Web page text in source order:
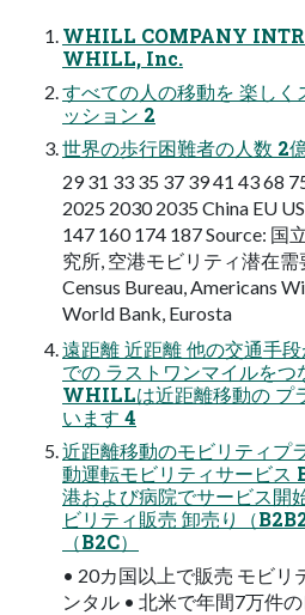
WHILL COMPANY
WHILL, Inc.
すべての人の移動を 楽しく
ッション 2
世界の歩行困難者の人数 2
29 31 33 35 37 39 41 43 68
2025 2030 2035 China EU
147 160 174 187 Source: 国
究所, 空港モビリティ潜在需
Census Bureau, Americans
World Bank, Eurosta
遠距離 近距離 他の交通手
での ラストワンマイルをつ
WHILLは近距離移動の プ
います 4
近距離移動のモビリティプ
動運転モビリティサービス
港および病院でサービス開
ビリティ販売 卸売り（
（B2C）
• 20カ国以上で販売 モビリ
ンタル • 北米で年間7万件